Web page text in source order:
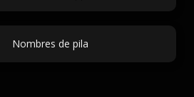
Nombres de pila